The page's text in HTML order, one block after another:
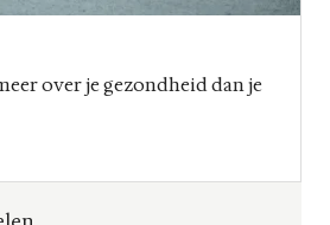
over je gezondheid dan je